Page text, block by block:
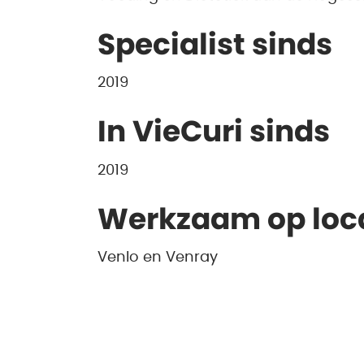
Specialist sinds
2019
In VieCuri sinds
2019
Werkzaam op
Venlo en Venray